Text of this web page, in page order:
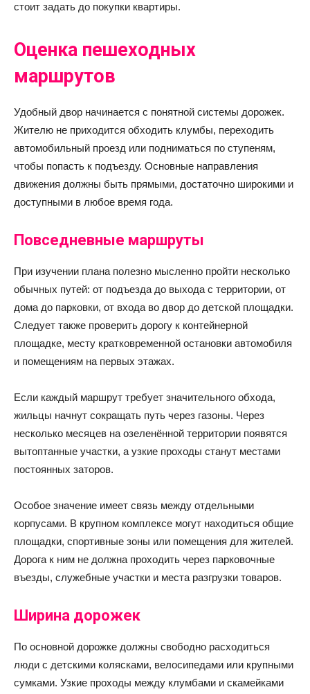
стоит задать до покупки квартиры.
Оценка пешеходных
маршрутов
Удобный двор начинается с понятной системы дорожек.
Жителю не приходится обходить клумбы, переходить
автомобильный проезд или подниматься по ступеням,
чтобы попасть к подъезду. Основные направления
движения должны быть прямыми, достаточно широкими и
доступными в любое время года.
Повседневные маршруты
При изучении плана полезно мысленно пройти несколько
обычных путей: от подъезда до выхода с территории, от
дома до парковки, от входа во двор до детской площадки.
Следует также проверить дорогу к контейнерной
площадке, месту кратковременной остановки автомобиля
и помещениям на первых этажах.
Если каждый маршрут требует значительного обхода,
жильцы начнут сокращать путь через газоны. Через
несколько месяцев на озеленённой территории появятся
вытоптанные участки, а узкие проходы станут местами
постоянных заторов.
Особое значение имеет связь между отдельными
корпусами. В крупном комплексе могут находиться общие
площадки, спортивные зоны или помещения для жителей.
Дорога к ним не должна проходить через парковочные
въезды, служебные участки и места разгрузки товаров.
Ширина дорожек
По основной дорожке должны свободно расходиться
люди с детскими колясками, велосипедами или крупными
сумками. Узкие проходы между клумбами и скамейками